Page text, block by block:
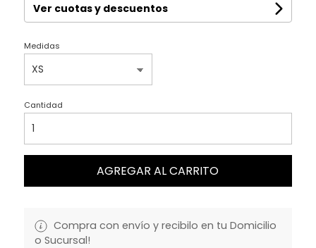
Ver cuotas y descuentos
Medidas
Cantidad
AGREGAR AL CARRITO
Compra con envío y recibilo en tu Domicilio
o Sucursal!